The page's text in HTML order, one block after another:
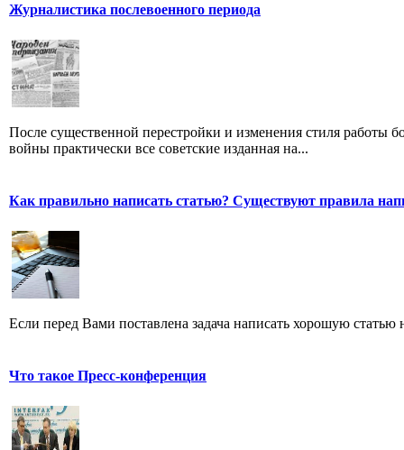
Журналистика послевоенного периода
После существенной перестройки и изменения стиля работы
войны практически все советские изданная на...
Как правильно написать статью? Существуют правила
Если перед Вами поставлена задача написать хорошую
Что такое Пресс-конференция